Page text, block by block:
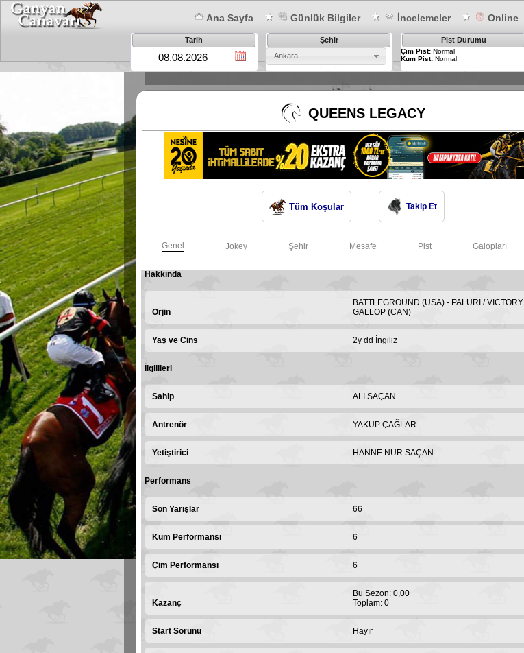
Ana Sayfa Günlük Bilgiler İncelemeler Online
Tarih
Şehir
Ankara
Pist Durumu
Çim Pist:Normal
Kum Pist:Normal
QUEENS LEGACY
Tüm Koşular Takip Et
Genel Jokey Şehir Mesafe Pist Galopları
Hakkında
Orjin
BATTLEGROUND (USA) - PALURİ / VICTORY
GALLOP (CAN)
Yaş ve Cins 2y dd İngiliz
İlgilileri
Sahip ALİ SAÇAN
Antrenör YAKUP ÇAĞLAR
Yetiştirici HANNE NUR SAÇAN
Performans
Son Yarışlar 66
Kum Performansı 6
Çim Performansı 6
Kazanç
Bu Sezon: 0,00
Toplam: 0
Start Sorunu Hayır